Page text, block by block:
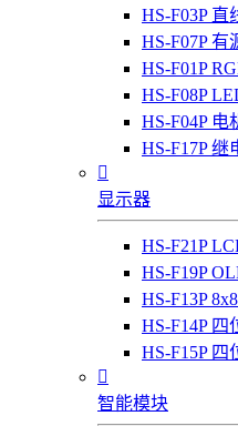
HS-F03P 直
HS-F07P 有
HS-F01P
HS-F08P
HS-F04P 电
HS-F17P 继

显示器
HS-F21P
HS-F19P
HS-F13P
HS-F14P
HS-F15P 四

智能模块